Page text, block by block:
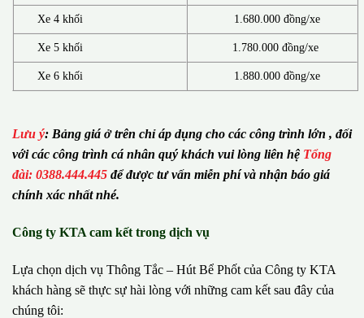
Xe 4 khối 1.680.000 đồng/xe
Xe 5 khối 1.780.000 đồng/xe
Xe 6 khối 1.880.000 đồng/xe
Lưu ý: Bảng giá ở trên chỉ áp dụng cho các công trình lớn , đối
với các công trình cá nhân quý khách vui lòng liên hệ Tổng
đài: 0388.444.445 để được tư vấn miễn phí và nhận báo giá
chính xác nhất nhé.
Công ty KTA cam kết trong dịch vụ
Lựa chọn dịch vụ Thông Tắc – Hút Bể Phốt của Công ty KTA
khách hàng sẽ thực sự hài lòng với những cam kết sau đây của
chúng tôi: